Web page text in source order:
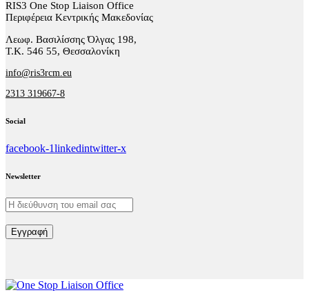
RIS3 One Stop Liaison Office
Περιφέρεια Κεντρικής Μακεδονίας
Λεωφ. Βασιλίσσης Όλγας 198,
Τ.Κ. 546 55, Θεσσαλονίκη
info@ris3rcm.eu
2313 319667-8
Social
facebook-1linkedintwitter-x
Newsletter
Εγγραφή